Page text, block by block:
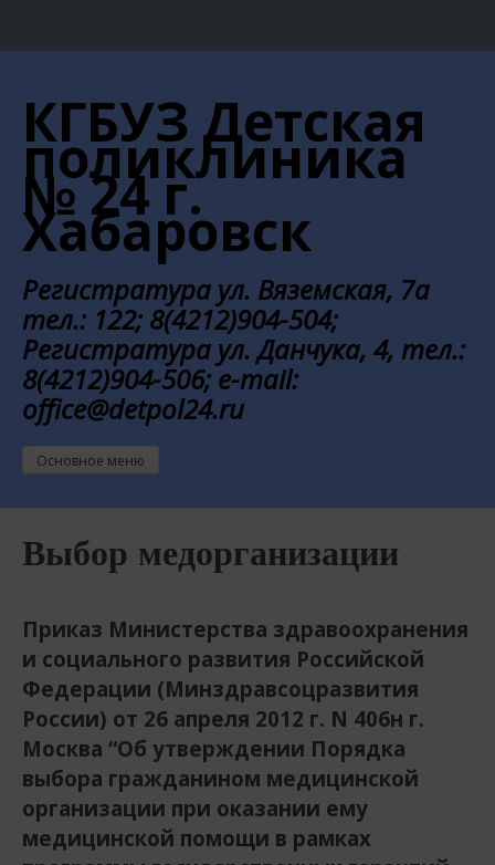
содержанию
КГБУЗ Детская
поликлиника
№ 24 г.
Хабаровск
Регистратура ул. Вяземская, 7а
тел.: 122; 8(4212)904-504;
Регистратура ул. Данчука, 4, тел.:
8(4212)904-506; e-mail:
office@detpol24.ru
Основное меню
Выбор медорганизации
Приказ Министерства здравоохранения
и социального развития Российской
Федерации (Минздравсоцразвития
России) от 26 апреля 2012 г. N 406н г.
Москва “Об утверждении Порядка
выбора гражданином медицинской
организации при оказании ему
медицинской помощи в рамках